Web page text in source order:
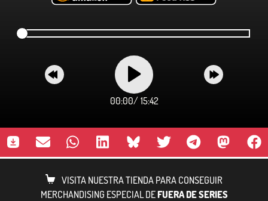
00:00/ 15:42
VISITA NUESTRA TIENDA PARA CONSEGUIR
MERCHANDISING ESPECIAL DEFUERA DE SERIES